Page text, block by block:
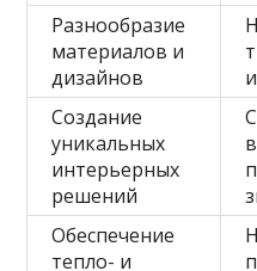
Разнообразие
материалов и
дизайнов
Создание
уникальных
интерьерных
решений
Обеспечение
тепло- и